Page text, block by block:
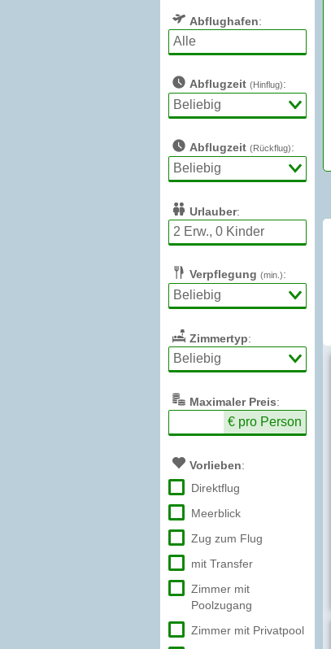
Abflughafen:
Abflugzeit (Hinflug):
Abflugzeit (Rückflug):
Urlauber:
Verpflegung (min.):
Zimmertyp:
Maximaler Preis:
€ pro Person
Vorlieben:
Direktflug
Meerblick
Zug zum Flug
mit Transfer
Zimmer mit
Poolzugang
Zimmer mit Privatpool